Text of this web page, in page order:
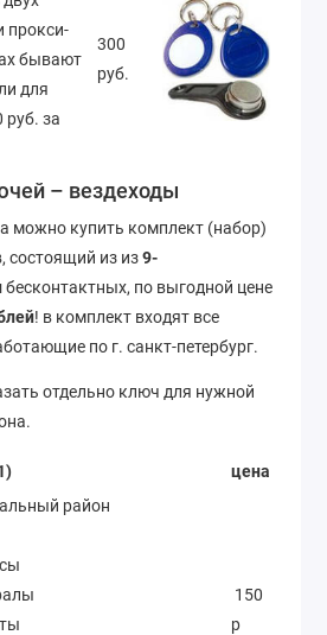
прокси-
бывают
для
руб. за
300
руб.
– вездеходы
можно купить комплект (набор)
состоящий из из9-
бесконтактных, по выгодной цене
! в комплект входят все
по г. санкт-петербург.
отдельно ключ для нужной
цена
район
150
р